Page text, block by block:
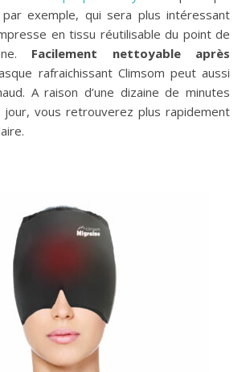
par exemple, qui sera plus intéressant
en tissu réutilisable du point de
Facilement nettoyable après
rafraichissant Climsom peut aussi
A raison d’une dizaine de minutes
jour, vous retrouverez plus rapidement